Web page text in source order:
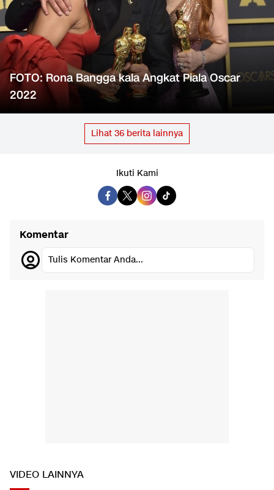
FOTO: Rona Bangga kala Angkat Piala Oscar
2022
Lihat 36 berita lainnya
Ikuti Kami
Komentar
Tulis Komentar Anda...
VIDEO LAINNYA